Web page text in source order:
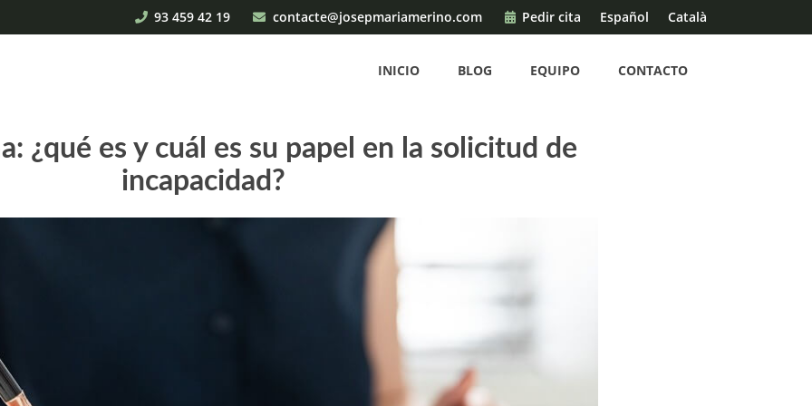
93 459 42 19 contacte@josepmariamerino.com Pedir cita Español Català
INICIO BLOG EQUIPO CONTACTO
¿qué es y cuál es su papel en la solicitud de
incapacidad?